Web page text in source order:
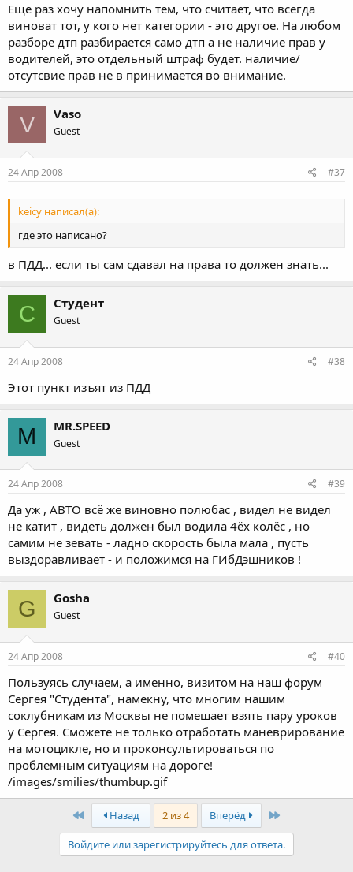
Еще раз хочу напомнить тем, что считает, что всегда
виноват тот, у кого нет категории - это другое. На любом
разборе дтп разбирается само дтп а не наличие прав у
водителей, это отдельный штраф будет. наличие/
отсутсвие прав не в принимается во внимание.
V Vaso
Guest
24 Апр 2008 #37
keicy написал(а):
где это написано?
в ПДД... если ты сам сдавал на права то должен знать...
С Студент
Guest
24 Апр 2008 #38
Этот пункт изъят из ПДД
M MR.SPEED
Guest
24 Апр 2008 #39
Да уж , АВТО всё же виновно полюбас , видел не видел
не катит , видеть должен был водила 4ёх колёс , но
самим не зевать - ладно скорость была мала , пусть
выздоравливает - и положимся на ГИбДэшников !
G Gosha
Guest
24 Апр 2008 #40
Пользуясь случаем, а именно, визитом на наш форум
Сергея "Студента", намекну, что многим нашим
соклубникам из Москвы не помешает взять пару уроков
у Сергея. Сможете не только отработать маневрирование
на мотоцикле, но и проконсультироваться по
проблемным ситуациям на дороге!
/images/smilies/thumbup.gif
First Назад 2 из 4 Вперёд Last
Войдите или зарегистрируйтесь для ответа.